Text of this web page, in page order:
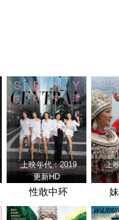
看似弱小的原力学徒古古
键时刻爆发出惊人战力，
机。他们一同执行关乎银
任务，直面远比以往更为
博弈。
剧集 简介 评
上映年代：2019
更新HD
性敢中环
上